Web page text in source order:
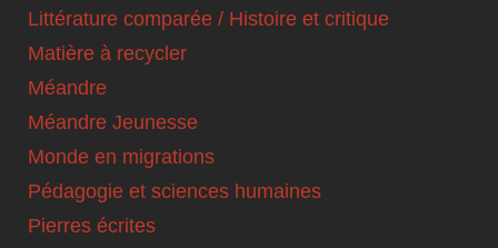
Littérature comparée / Histoire et critique
Matière à recycler
Méandre
Méandre Jeunesse
Monde en migrations
Pédagogie et sciences humaines
Pierres écrites